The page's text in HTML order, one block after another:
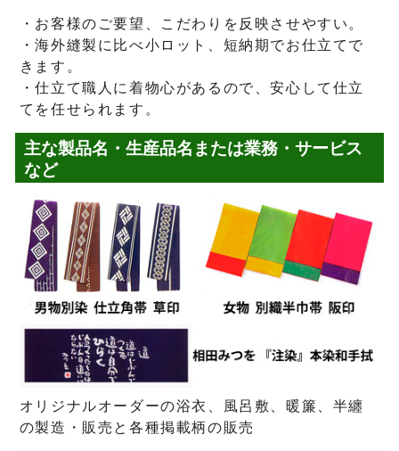
・お客様のご要望、こだわりを反映させやすい。
・海外縫製に比べ小ロット、短納期でお仕立てで
きます。
・仕立て職人に着物心があるので、安心して仕立
てを任せられます。
主な製品名・生産品名または業務・サービス
など
オリジナルオーダーの浴衣、風呂敷、暖簾、半纏
の製造・販売と各種掲載柄の販売